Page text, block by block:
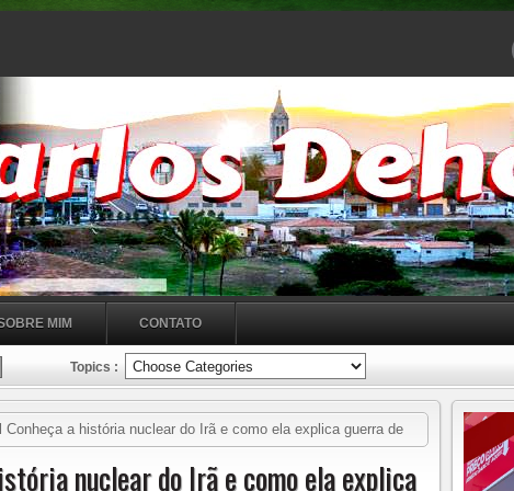
MIM CONTATO
Topics :
Conheça a história nuclear do Irã e como ela explica guerra de
nuclear do Irã e como ela explica